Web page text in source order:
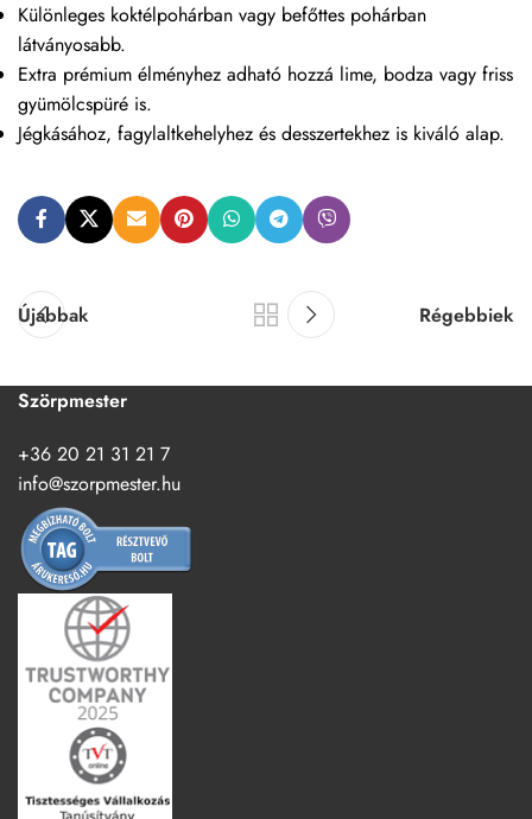
Különleges koktélpohárban vagy befőttes pohárban
látványosabb.
Extra prémium élményhez adható hozzá lime, bodza vagy friss
gyümölcspüré is.
Jégkásához, fagylaltkehelyhez és desszertekhez is kiváló alap.
Újabbak Régebbiek
Szörpmester
+36 20 21 31 21 7
info@szorpmester.hu